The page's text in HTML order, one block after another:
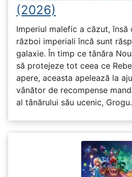
(2026)
Imperiul malefic a căzut, însă
război imperiali încă sunt
galaxie. În timp ce tânăra
să protejeze tot ceea ce
apere, aceasta apelează la
vânător de recompense
al tânărului său ucenic, Grogu.